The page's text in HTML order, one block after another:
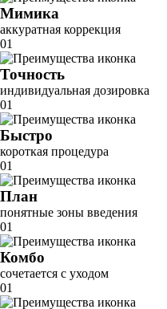
Мимика
аккуратная коррекция
01
Точность
индивидуальная дозировка
01
Быстро
короткая процедура
01
План
понятные зоны введения
01
Комбо
сочетается с уходом
01